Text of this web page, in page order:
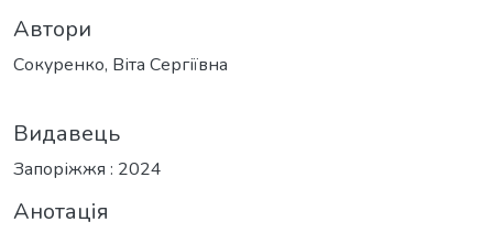
Автори
Сокуренко, Віта Сергіївна
Видавець
Запоріжжя : 2024
Анотація